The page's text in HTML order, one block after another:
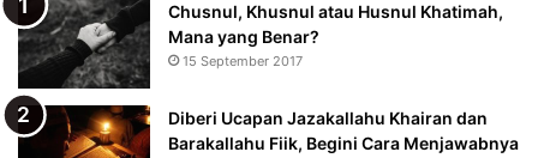
Chusnul, Khusnul atau Husnul Khatimah,
Mana yang Benar?
15 September 2017
Diberi Ucapan Jazakallahu Khairan dan
Barakallahu Fiik, Begini Cara Menjawabnya